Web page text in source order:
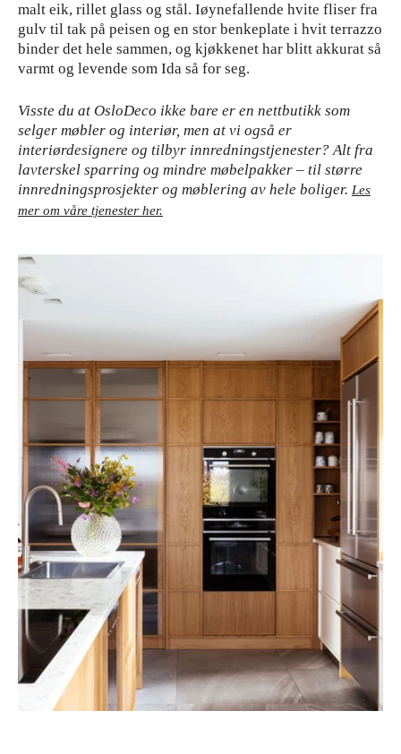
malt eik, rillet glass og stål. Iøynefallende hvite fliser fra
gulv til tak på peisen og en stor benkeplate i hvit terrazzo
binder det hele sammen, og kjøkkenet har blitt akkurat så
varmt og levende som Ida så for seg.
Visste du at OsloDeco ikke bare er en nettbutikk som
selger møbler og interiør, men at vi også er
interiørdesignere og tilbyr innredningstjenester? Alt fra
lavterskel sparring og mindre møbelpakker – til større
innredningsprosjekter og møblering av hele boliger. Les
mer om våre tjenester her.